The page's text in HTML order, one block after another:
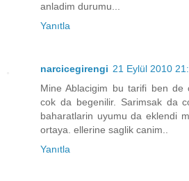
anladim durumu...
Yanıtla
narcicegirengi 21 Eylül 2010
Mine Ablacigim bu tarifi ben de
cok da begenilir. Sarimsak da
baharatlarin uyumu da eklendi
ortaya. ellerine saglik canim..
Yanıtla